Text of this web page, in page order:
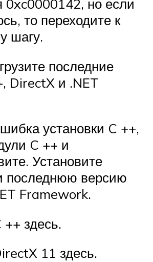
0xc0000142, но если
то переходите к
шагу.
последние
DirectX и .NET
установки C ++,
C ++ и
Установите
последнюю версию
Framework.
++ здесь.
11 здесь.